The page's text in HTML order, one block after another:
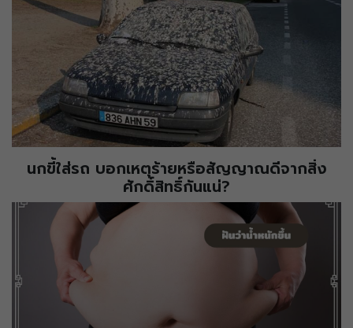
นกขี้ใส่รถ บอกเหตุร้ายหรือสัญญาณดีจากสิ่ง
ศักดิ์สิทธิ์กันแน่?